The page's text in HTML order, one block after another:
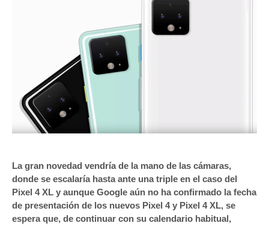
La gran novedad vendría de la mano de las cámaras,
donde se escalaría hasta ante una triple en el caso del
Pixel 4 XL y aunque Google aún no ha confirmado la fecha
de presentación de los nuevos Pixel 4 y Pixel 4 XL, se
espera que, de continuar con su calendario habitual,